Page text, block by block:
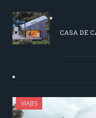
CASA DE
VIAJES